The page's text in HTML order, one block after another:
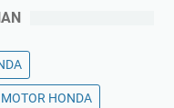
HONDA